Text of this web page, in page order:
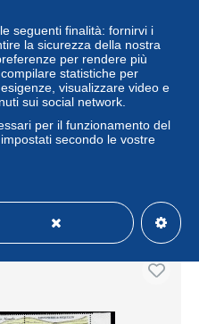
coin daté 2 01 10 01 4
Juillet classeur 1-73
USD
Residenziale
seguenti finalità: fornirvi i
la sicurezza della nostra
per rendere più
statistiche per
visualizzare video e
sui social network.
per il funzionamento del
secondo le vostre